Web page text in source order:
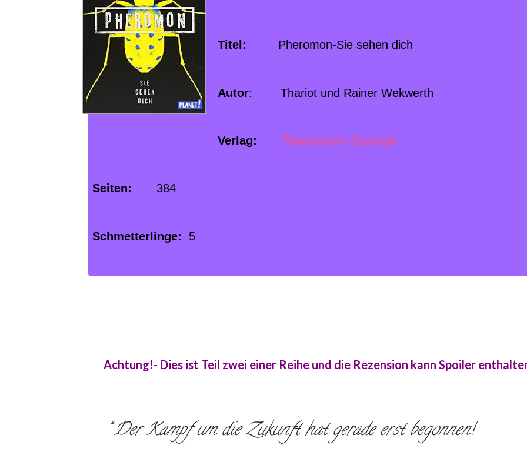
Titel: Pheromon-Sie sehen dich
Autor: Thariot und Rainer Wekwerth
Verlag: Thienemann-Esslinger
Seiten: 384
Schmetterlinge: 5
Achtung!- Dies ist Teil zwei einer Reihe und die Rezension kann Spoiler
Der Kampf um die Zukunft hat gerade erst begonnen!